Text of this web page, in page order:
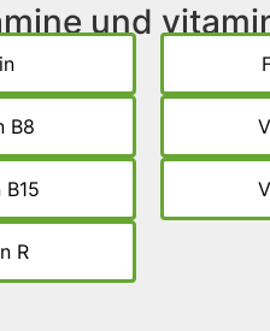
und
B8
R